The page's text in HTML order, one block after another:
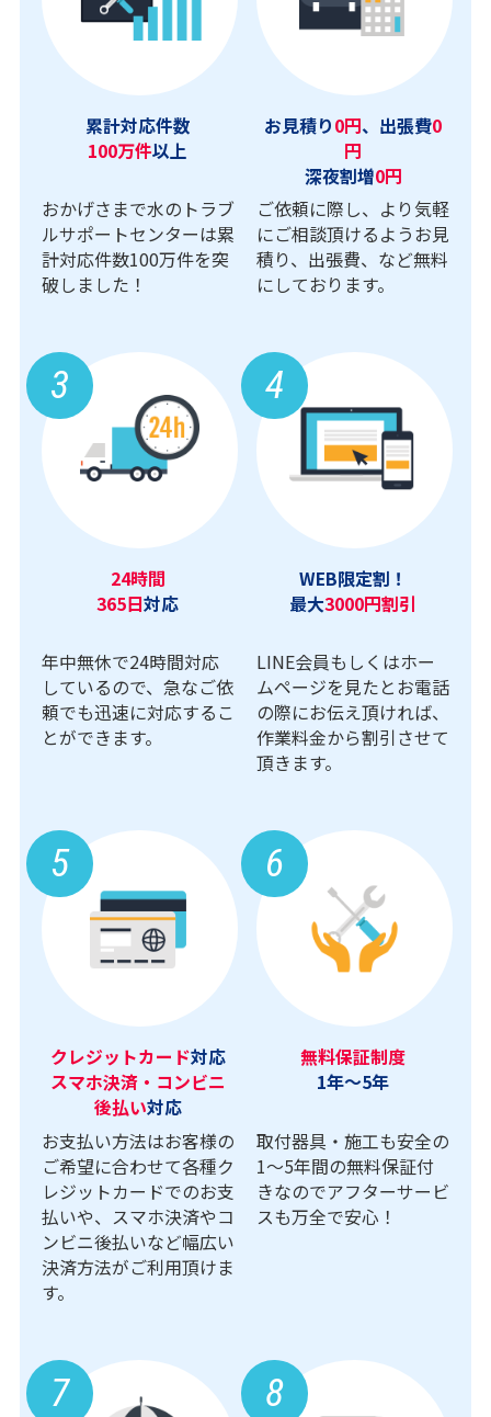
累計対応件数
100万件以上
おかげさまで水のトラブ
ルサポートセンターは累
計対応件数100万件を突
破しました！
お見積り0円、出張費0
円
深夜割増0円
ご依頼に際し、より気軽
にご相談頂けるようお見
積り、出張費、など無料
にしております。
3
24時間
365日対応
年中無休で24時間対応
しているので、急なご依
頼でも迅速に対応するこ
とができます。
4
WEB限定割！
最大3000円割引
LINE会員もしくはホー
ムページを見たとお電話
の際にお伝え頂ければ、
作業料金から割引させて
頂きます。
5
クレジットカード対応
スマホ決済・コンビニ
後払い対応
お支払い方法はお客様の
ご希望に合わせて各種ク
レジットカードでのお支
払いや、スマホ決済やコ
ンビニ後払いなど幅広い
決済方法がご利用頂けま
す。
6
無料保証制度
1年～5年
取付器具・施工も安全の
1〜5年間の無料保証付
きなのでアフターサービ
スも万全で安心！
7 8